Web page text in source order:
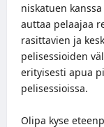
niskatuen
auttaa pelaajaa
rasittavien ja
pelisessioiden
erityisesti apua
pelisessioissa.
Olipa kyse